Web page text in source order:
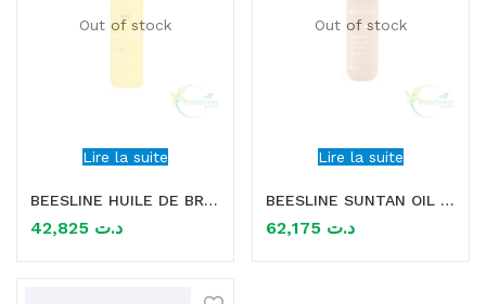
Out of stock
Lire la suite
BEESLINE HUILE DE BRONZAGE SUNTAN OIL 200ML
د.ت
Out of stock
Lire la suite
BEESLINE SUNTAN OIL GOLD 200 ML
د.ت